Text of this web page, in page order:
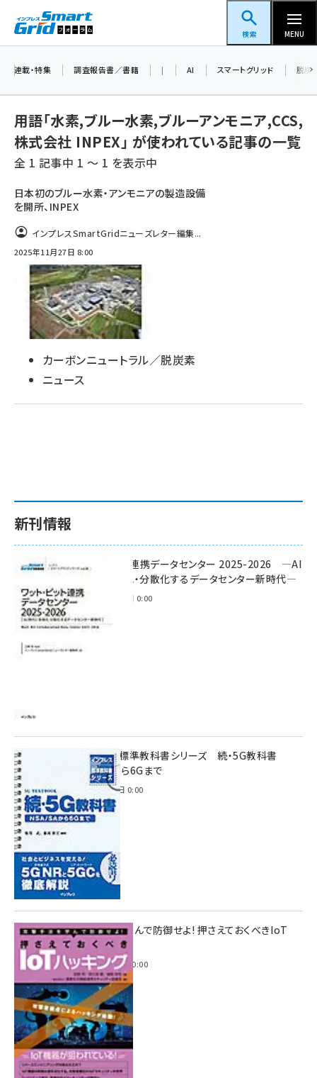
ン
スマートグリッドフォーラム
検索 MENU
蓄電池 (403)
新井 (362)
ペロブスカイト (340)
新井宏征 (296)
ngn (280)
大串 (223)
aitras (186)
タンデム (150)
連載・特集 調査報告書／書籍 | AI スマートグリッド 脱炭
用語「水素,ブルー水素,ブルーアンモニア,CCS,
株式会社 INPEX」 が使われている記事の一覧
全 1 記事中 1 ～ 1 を表示中
日本初のブルー水素・アンモニアの製造設備
を開所、INPEX
インプレスSmartGridニューズレター編集...
2025年11月27日 8:00
カーボンニュートラル／脱炭素
ニュース
新刊情報
ワット・ビット連携データセンター 2025-2026 ―AI
時代に多様化・分散化するデータセンター新時代―
2025年11月28日 0:00
インプレス標準教科書シリーズ 続・5G教科書
NSA/SAから6Gまで
2023年4月3日 0:00
攻撃手法を学んで防御せよ! 押さえておくべきIoT
ハッキング
2022年6月14日 0:00